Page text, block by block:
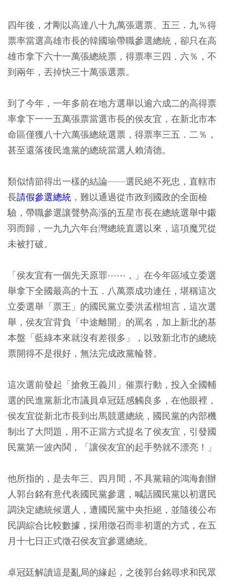
四年後，才剛以高達八十九萬張選票、五三．九％得
票率當選高雄市長的韓國瑜帶職參選總統，卻只在高
雄市拿下六十一萬張總統票，得票率三四．六％，不
到兩年，丟掉快三十萬張選票。
到了今年，一年多前在地方選舉以逾六成二的高得票
率拿下一一五萬張票當選市長的侯友宜，在新北市本
命區僅獲八十六萬張總統選票，得票率三五．二％，
甚至還落後民進黨的總統當選人賴清德。
類似情節得出一樣的結論——選民絕不死忠，直轄市
長請假參選總統 ，難以通過從市政到國政的全面檢
驗，帶職參選讓聲勢高漲的五星市長在總統選舉中鎩
羽而歸，一九九六年台灣總統直選以來，這項魔咒從
未被打破。
「侯友宜有一個先天原罪⋯⋯，」在今年區域立委選
舉拿下全國最高的十五．八萬票成功連任，堪稱這次
立委選舉「票王」的國民黨立委洪孟楷坦言，這次選
舉，侯友宜背負「中途離開」的罵名，加上新北的基
本盤「藍綠本來就沒有差很多」，以致新北市的總統
票開得不是很好，無法完成政黨輪替。
這次選前發起「搶救王義川」催票行動，投入全國輔
選的民進黨新北市議員卓冠廷感觸良多，在他眼裡，
侯友宜從新北市長到出馬競選總統，國民黨的內部機
制出了大問題，用不正當方式提名了侯友宜，引發國
民黨第一波內鬨，「讓侯友宜的起手勢就不漂亮！」
他所指的，是去年三、四月間，不具黨籍的鴻海創辦
人郭台銘有意代表國民黨參選，喊話國民黨以初選民
調決定總統候選人，遭國民黨中央拒絕，並隨後公布
民調綜合比較數據，採用徵召而非初選的方式，在五
月十七日正式徵召侯友宜參選總統。
卓冠廷解讀這是亂局的緣起，之後郭台銘尋求和民眾